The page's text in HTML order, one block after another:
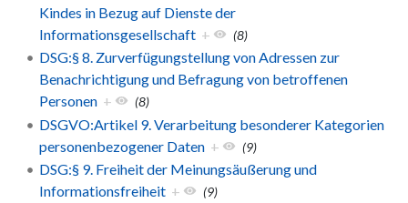
Kindes in Bezug auf Dienste der
Informationsgesellschaft + (8)
DSG:§ 8. Zurverfügungstellung von Adressen zur
Benachrichtigung und Befragung von betroffenen
Personen + (8)
DSGVO:Artikel 9. Verarbeitung besonderer Kategorien
personenbezogener Daten + (9)
DSG:§ 9. Freiheit der Meinungsäußerung und
Informationsfreiheit + (9)